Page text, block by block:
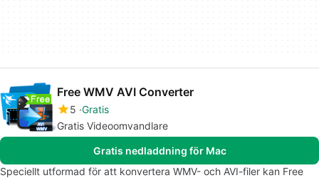
Free WMV AVI Converter
5 Gratis
Gratis Videoomvandlare
Gratis nedladdning för Mac
Speciellt utformad för att konvertera WMV- och AVI-filer kan Free